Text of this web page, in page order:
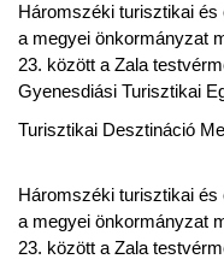
Háromszéki turisztikai
a megyei önkormányzat
23. között a Zala
Gyenesdiási Turisztikai
Turisztikai Desztináció
Háromszéki turisztikai
a megyei önkormányzat
23. között a Zala